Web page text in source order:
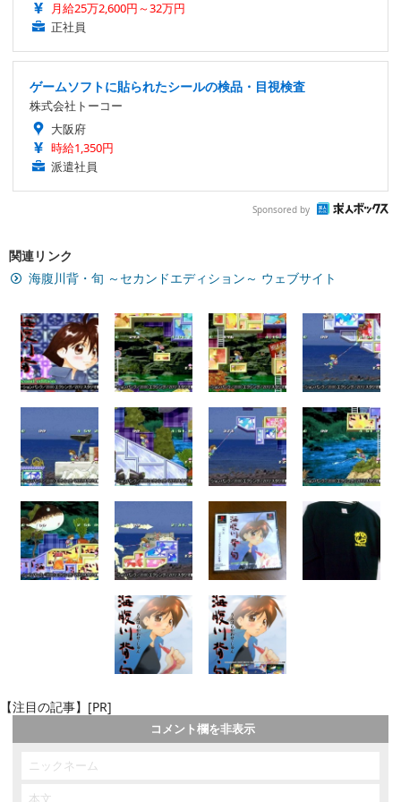
月給25万2,600円～32万円
正社員
ゲームソフトに貼られたシールの検品・目視検査
株式会社トーコー
大阪府
時給1,350円
派遣社員
Sponsored by
関連リンク
海腹川背・旬 ～セカンドエディション～ ウェブサイト
【注目の記事】[PR]
コメント欄を非表示